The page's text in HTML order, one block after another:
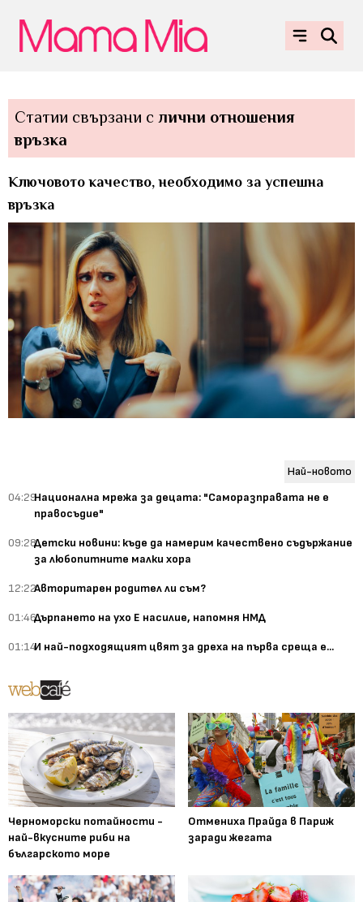
Статии свързани с лични отношения
връзка
Ключовото качество, необходимо за успешна
връзка
Най-новото
04:29Национална мрежа за децата: "Саморазправата не е
правосъдие"
09:28Детски новини: къде да намерим качествено съдържание
за любопитните малки хора
12:22Авторитарен родител ли съм?
01:46Дърпането на ухо Е насилие, напомня НМД
01:14И най-подходящият цвят за дреха на първа среща е...
Черноморски потайности -
най-вкусните риби на
българското море
Отмениха Прайда в Париж
заради жегата